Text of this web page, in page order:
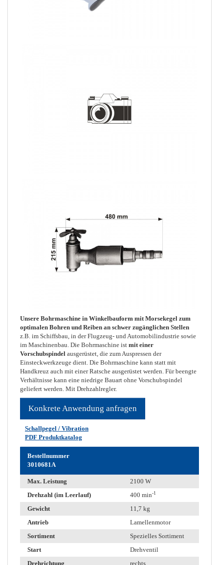
Unsere Bohrmaschine in Winkelbauform mit Morsekegel zum
optimalen Bohren und Reiben an schwer zugänglichen Stellen
z.B. im Schiffsbau, in der Flugzeug- und Automobilindustrie sowie
im Maschinenbau. Die Bohrmaschine ist mit einer
Vorschubspindel ausgerüstet, die zum Auspressen der
Einsteckwerkzeuge dient. Die Bohrmaschine kann statt mit
Handkreuz auch mit einer Ratsche ausgerüstet werden. Für beengte
Verhältnisse kann eine niedrige Bauart ohne Vorschubspindel
geliefert werden. Mit Drehzahlregler.
Konkrete Anwendung anfragen
Schallpegel / Vibration
PDF Produktkatalog
Bestellnummer
3010681A
Max. Leistung
2100 W
Drehzahl (im Leerlauf)
400 min-1
Gewicht
11,7 kg
Antrieb
Lamellenmotor
Sortiment
Spezielles Sortiment
Start
Drehventil
Drehrichtung
rechts